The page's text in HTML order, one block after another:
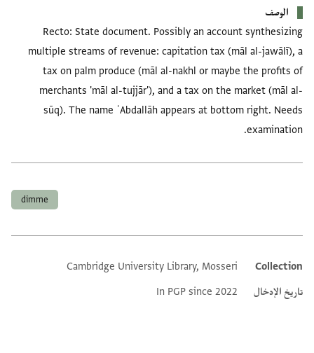
الوصف
Recto: State document. Possibly an account synthesizing
multiple streams of revenue: capitation tax (māl al-jawālī), a
tax on palm produce (māl al-nakhl or maybe the profits of
merchants 'māl al-tujjār'), and a tax on the market (māl al-
sūq). The name ʿAbdallāh appears at bottom right. Needs
examination.
dimme
Additional metadata
Collection
Cambridge University Library, Mosseri
تاريخ الإدخال
In PGP since 2022